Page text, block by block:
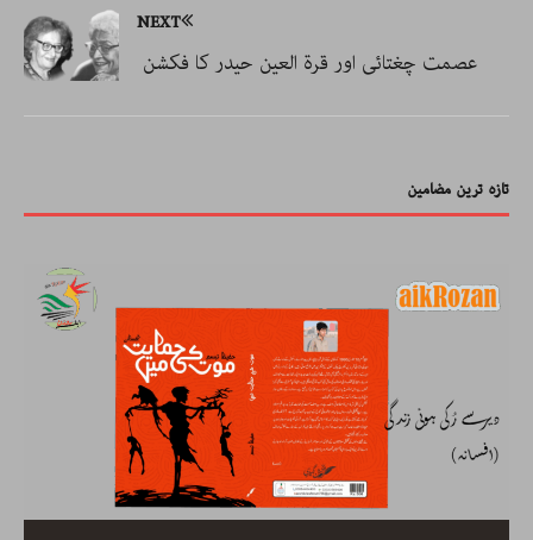
NEXT
عصمت چغتائی اور قرۃ العین حیدر کا فکشن
تازہ ترین مضامین